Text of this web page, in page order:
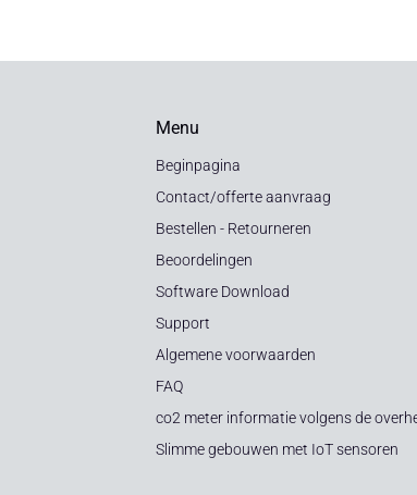
Menu
Beginpagina
Contact/offerte aanvraag
Bestellen - Retourneren
Beoordelingen
Software Download
Support
Algemene voorwaarden
FAQ
co2 meter informatie volgens de
Slimme gebouwen met IoT sensoren